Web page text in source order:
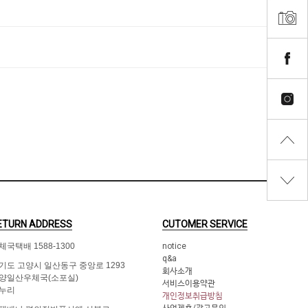
ADDRESS
국택배 1588-1300
도 고양시 일산동구 중앙로 1293
일산우체국(소포실)
리
CUTOMER SERVICE
notice
q&a
회사소개
서비스이용약관
개인정보취급방침